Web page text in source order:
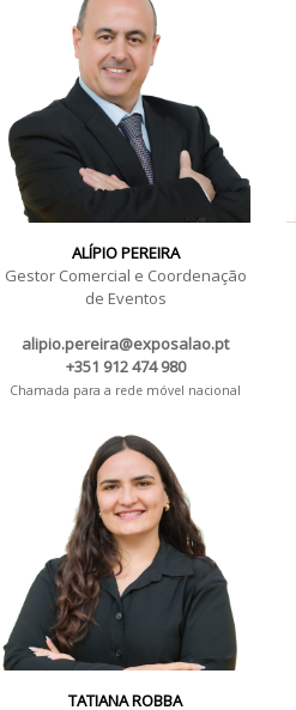
ALÍPIO PEREIRA
Gestor Comercial e Coordenação
de Eventos
alipio.pereira@exposalao.pt
+351 912 474 980
Chamada para a rede móvel nacional
TATIANA ROBBA